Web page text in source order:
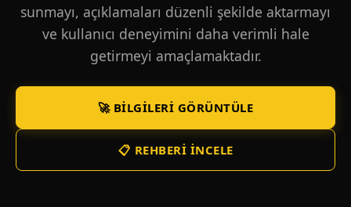
sunmayı, açıklamaları düzenli şekilde aktarmayı
ve kullanıcı deneyimini daha verimli hale
getirmeyi amaçlamaktadır.
🚀 BILGILERI GÖRÜNTÜLE
📋 REHBERI İNCELE